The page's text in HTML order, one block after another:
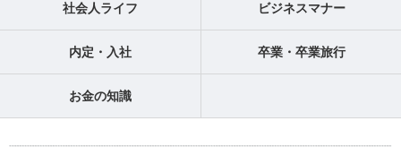
社会人ライフ ビジネスマナー
内定・入社 卒業・卒業旅行
お金の知識